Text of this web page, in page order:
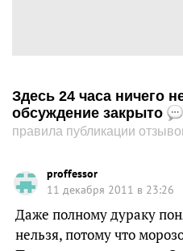
Здесь 24 часа ничего
обсуждение закрыто
правила публикации
proffessor
11 декабря 2011 в 23:26
Даже полному дураку
нельзя, потому что